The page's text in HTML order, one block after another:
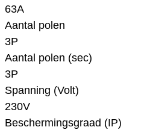
63A
Aantal polen
3P
Aantal polen (sec)
3P
Spanning (Volt)
230V
Beschermingsgraad (IP)